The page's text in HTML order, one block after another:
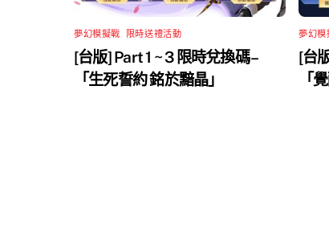
夢幻模擬戰 限時送禮活動
[台版] Part 1 ~ 3 限時兌換碼 –
「生死誓約 銘於黯晶」
夢幻模
[台
「